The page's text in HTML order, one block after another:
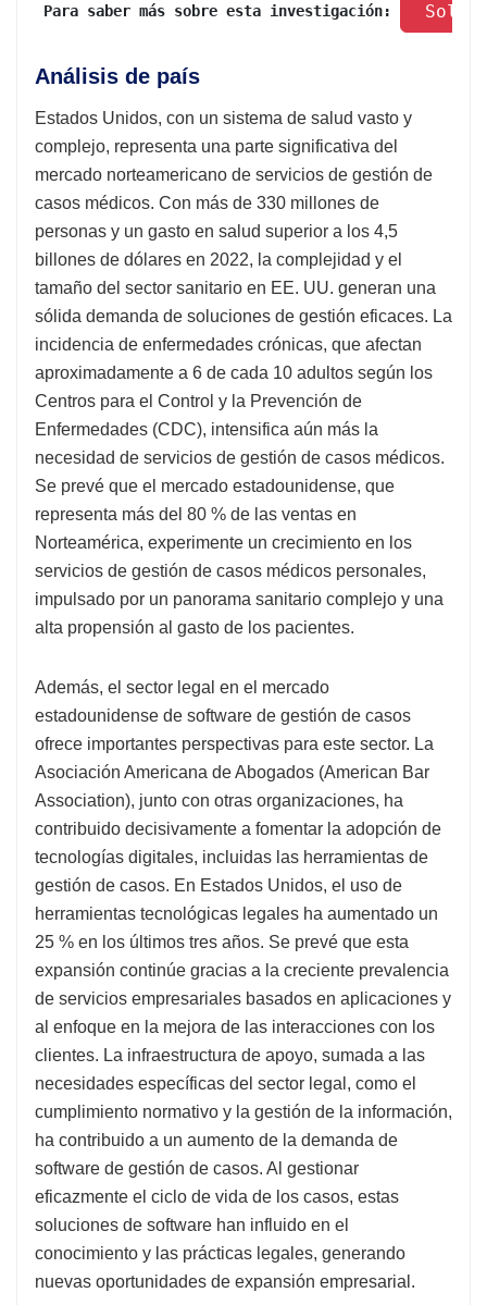
Para saber más sobre esta investigación:
Análisis de país
Estados Unidos, con un sistema de salud vasto y
complejo, representa una parte significativa del
mercado norteamericano de servicios de gestión de
casos médicos. Con más de 330 millones de
personas y un gasto en salud superior a los 4,5
billones de dólares en 2022, la complejidad y el
tamaño del sector sanitario en EE. UU. generan una
sólida demanda de soluciones de gestión eficaces. La
incidencia de enfermedades crónicas, que afectan
aproximadamente a 6 de cada 10 adultos según los
Centros para el Control y la Prevención de
Enfermedades (CDC), intensifica aún más la
necesidad de servicios de gestión de casos médicos.
Se prevé que el mercado estadounidense, que
representa más del 80 % de las ventas en
Norteamérica, experimente un crecimiento en los
servicios de gestión de casos médicos personales,
impulsado por un panorama sanitario complejo y una
alta propensión al gasto de los pacientes.
Además, el sector legal en el mercado
estadounidense de software de gestión de casos
ofrece importantes perspectivas para este sector. La
Asociación Americana de Abogados (American Bar
Association), junto con otras organizaciones, ha
contribuido decisivamente a fomentar la adopción de
tecnologías digitales, incluidas las herramientas de
gestión de casos. En Estados Unidos, el uso de
herramientas tecnológicas legales ha aumentado un
25 % en los últimos tres años. Se prevé que esta
expansión continúe gracias a la creciente prevalencia
de servicios empresariales basados ​​en aplicaciones y
al enfoque en la mejora de las interacciones con los
clientes. La infraestructura de apoyo, sumada a las
necesidades específicas del sector legal, como el
cumplimiento normativo y la gestión de la información,
ha contribuido a un aumento de la demanda de
software de gestión de casos. Al gestionar
eficazmente el ciclo de vida de los casos, estas
soluciones de software han influido en el
conocimiento y las prácticas legales, generando
nuevas oportunidades de expansión empresarial.